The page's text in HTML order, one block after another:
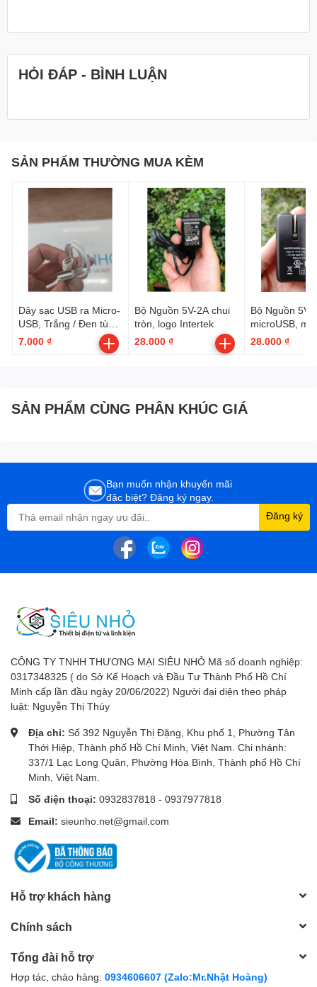
HỎI ĐÁP - BÌNH LUẬN
SẢN PHẨM THƯỜNG MUA KÈM
Dây sạc USB ra Micro-
USB, Trắng / Đen tùy
lô hàng
7.000 ₫
Bộ Nguồn 5V-2A chui
tròn, logo Intertek
28.000 ₫
Bộ Nguồn 5V-
microUSB, mã
GE0101U-
28.000 ₫
SẢN PHẨM CÙNG PHÂN KHÚC GIÁ
Bạn muốn nhận khuyến mãi
đặc biệt? Đăng ký ngay.
Đăng ký
CÔNG TY TNHH THƯƠNG MẠI SIÊU NHỎ Mã số doanh nghiệp:
0317348325 ( do Sở Kế Hoạch và Đầu Tư Thành Phố Hồ Chí
Minh cấp lần đầu ngày 20/06/2022) Người đại diện theo pháp
luật: Nguyễn Thị Thúy
Địa chỉ: Số 392 Nguyễn Thị Đặng, Khu phố 1, Phường Tân
Thới Hiệp, Thành phố Hồ Chí Minh, Việt Nam. Chi nhánh:
337/1 Lạc Long Quân, Phường Hòa Bình, Thành phố Hồ Chí
Minh, Việt Nam.
Số điện thoại: 0932837818 - 0937977818
Email: sieunho.net@gmail.com
Hỗ trợ khách hàng
Chính sách
Tổng đài hỗ trợ
Hợp tác, chào hàng: 0934606607 (Zalo:Mr.Nhật Hoàng)